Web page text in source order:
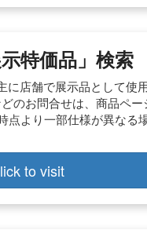
特価品」検索
店舗で展示品として使
のお問合せは、商品ペー
より一部仕様が異なる
to visit